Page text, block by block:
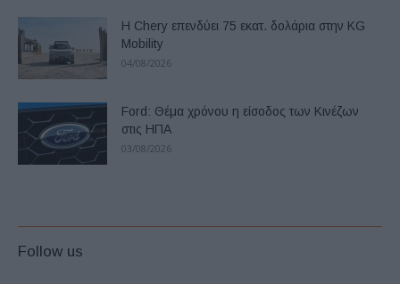
Η Chery επενδύει 75 εκατ. δολάρια στην KG
Mobility
04/08/2026
Ford: Θέμα χρόνου η είσοδος των Κινέζων
στις ΗΠΑ
03/08/2026
Follow us